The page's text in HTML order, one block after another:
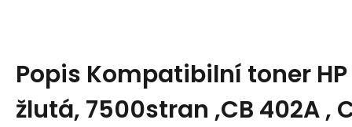
Popis Kompatibilní toner HP
žlutá, 7500stran ,CB 402A ,